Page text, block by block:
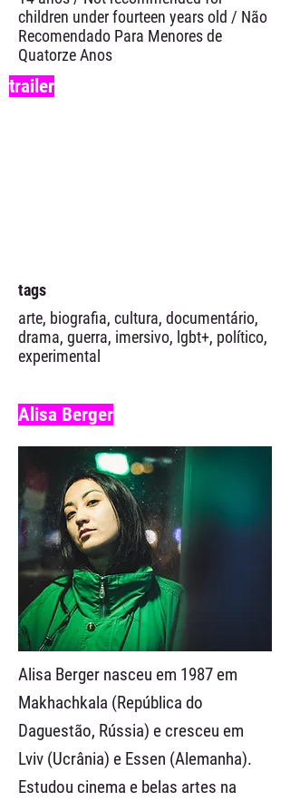
children under fourteen years old / Não
Recomendado Para Menores de
Quatorze Anos
trailer
tags
arte, biografia, cultura, documentário,
drama, guerra, imersivo, lgbt+, político,
experimental
Alisa Berger
Alisa Berger nasceu em 1987 em
Makhachkala (República do
Daguestão, Rússia) e cresceu em
Lviv (Ucrânia) e Essen (Alemanha).
Estudou cinema e belas artes na